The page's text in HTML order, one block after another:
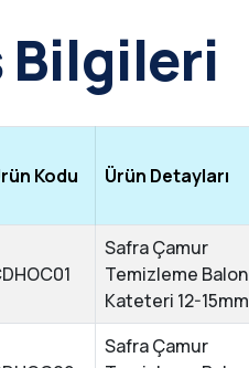
Bilgileri
Kodu Ürün Detayları
Safra Çamur
Temizleme Balon
Kateteri 12-15mm
Safra Çamur